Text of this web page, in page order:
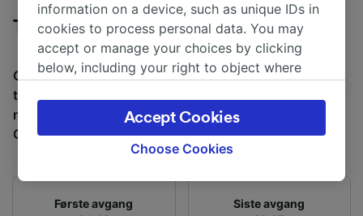
Tog fra Mantova til Genova
Gjennomsnittlig tid å reise fra Mantova til Genova med
tog er 6 t 45m, over en avstand på rundt 169 km. Det er
normalt 17 tog per dag som reiser fra Mantova til
Genova, og billetter starter fra kr 288,05.
Første avgang
Siste avgang
information on a device, such as unique IDs in
cookies to process personal data. You may
accept or manage your choices by clicking
below, including your right to object where
the privacy policy page. These choices will be
signaled to our partners and will not affect
browsing data. Your data will not be used for
track you.
Choose Cookies
Accept Cookies